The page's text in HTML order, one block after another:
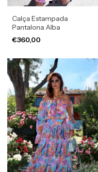
Calça Estampada
Pantalona Alba
€360,00